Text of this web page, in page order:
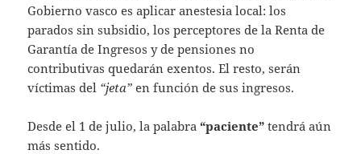
Gobierno vasco es aplicar anestesia local: los
parados sin subsidio, los perceptores de la Renta de
Garantía de Ingresos y de pensiones no
contributivas quedarán exentos. El resto, serán
víctimas del “jeta” en función de sus ingresos.
Desde el 1 de julio, la palabra“paciente” tendrá aún
más sentido.